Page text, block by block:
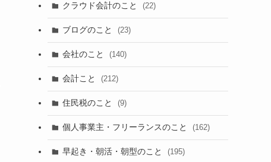
クラウド会計のこと (22)
ブログのこと (23)
会社のこと (140)
会計こと (212)
住民税のこと (9)
個人事業主・フリーランスのこと (162)
早起き・朝活・朝型のこと (195)